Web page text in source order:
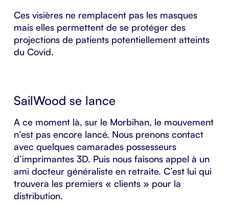
Ces visières ne remplacent pas les masques
mais elles permettent de se protéger des
projections de patients potentiellement atteints
du Covid.
SailWood se lance
A ce moment là, sur le Morbihan, le mouvement
n’est pas encore lancé. Nous prenons contact
avec quelques camarades possesseurs
d’imprimantes 3D. Puis nous faisons appel à un
ami docteur généraliste en retraite. C’est lui qui
trouvera les premiers « clients » pour la
distribution.